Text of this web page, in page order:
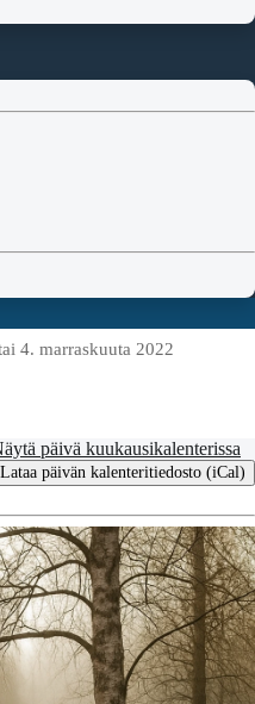
4. marraskuuta 2022
päivä kuukausikalenterissa
Lataa päivän kalenteritiedosto (iCal)